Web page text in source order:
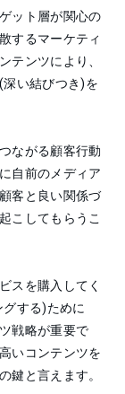
ット層が関心の
するマーケティ
テンツにより、
い結びつき)を
ながる顧客行動
自前のメディア
客と良い関係づ
こしてもらうこ
スを購入してく
する)ために
戦略が重要で
いコンテンツを
鍵と言えます。